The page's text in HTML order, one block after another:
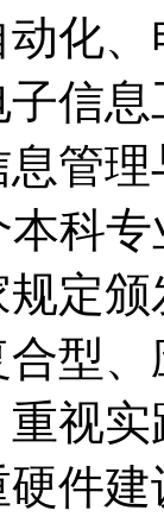
化
信
管
科
定
型
视
件